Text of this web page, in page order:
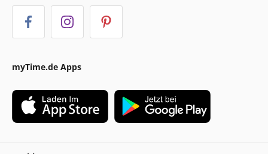
myTime.de Apps